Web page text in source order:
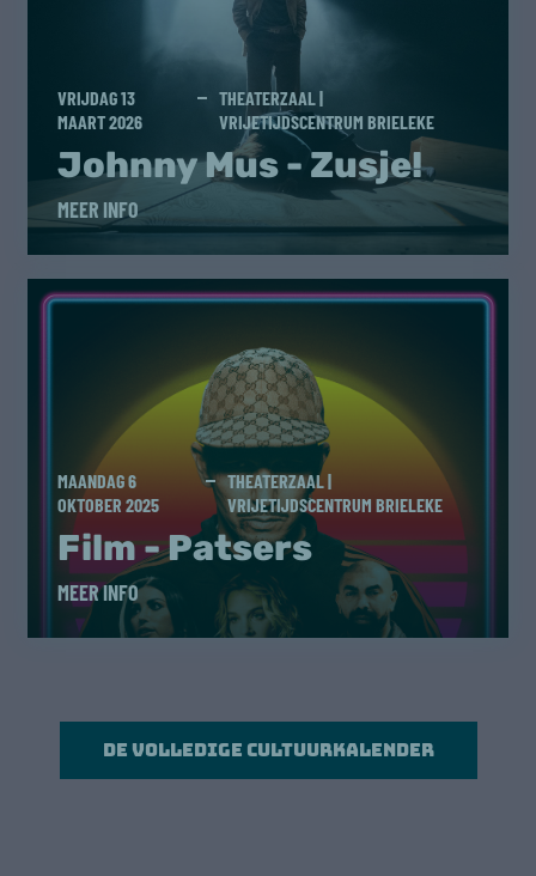
VRIJDAG 13
MAART 2026
THEATERZAAL |
VRIJETIJDSCENTRUM BRIELEKE
Johnny Mus - Zusje!
MEER INFO
MAANDAG 6
OKTOBER 2025
THEATERZAAL |
VRIJETIJDSCENTRUM BRIELEKE
Film - Patsers
MEER INFO
De volledige cultuurkalender